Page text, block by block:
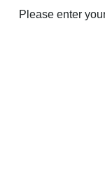
Please enter